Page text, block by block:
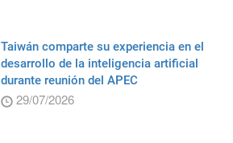
Taiwán comparte su experiencia en el
desarrollo de la inteligencia artificial
durante reunión del APEC
29/07/2026